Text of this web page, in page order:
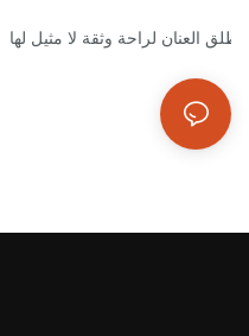
أطلق العنان لأسلوبك الجريء مع اللباس الداخلي الأحمر بدون خياطة! العنان لراحة وثقة لا مثيل لها